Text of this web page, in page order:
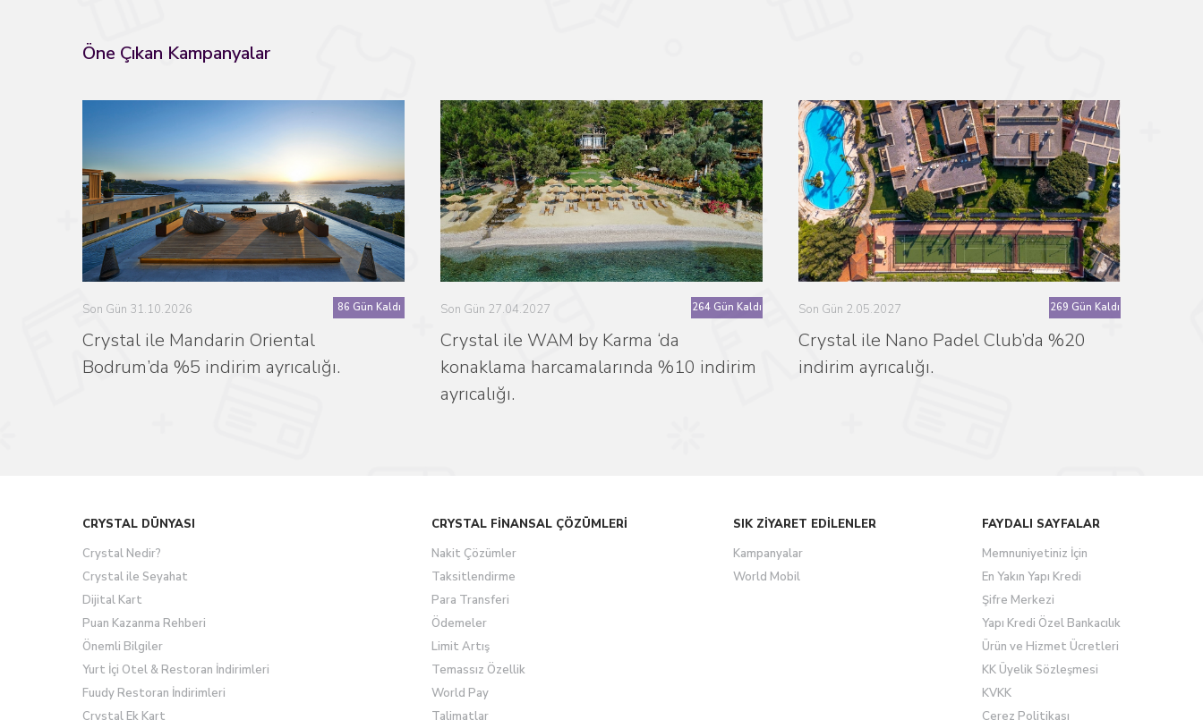
Öne Çıkan Kampanyalar
Son Gün 31.10.2026 86 Gün Kaldı
Crystal ile Mandarin Oriental
Bodrum’da %5 indirim ayrıcalığı.
Son Gün 27.04.2027 264 Gün Kaldı
Crystal ile WAM by Karma ‘da
konaklama harcamalarında %10 indirim
ayrıcalığı.
Son Gün 2.05.2027 269 Gün Kaldı
Crystal ile Nano Padel Club’da %20
indirim ayrıcalığı.
CRYSTAL DÜNYASI
Crystal Nedir?
Crystal ile Seyahat
Dijital Kart
Puan Kazanma Rehberi
Önemli Bilgiler
Yurt İçi Otel & Restoran İndirimleri
Fuudy Restoran İndirimleri
Crystal Ek Kart
CRYSTAL FİNANSAL ÇÖZÜMLERİ
Nakit Çözümler
Taksitlendirme
Para Transferi
Ödemeler
Limit Artış
Temassız Özellik
World Pay
Talimatlar
SIK ZİYARET EDİLENLER
Kampanyalar
World Mobil
FAYDALI SAYFALAR
Memnuniyetiniz İçin
En Yakın Yapı Kredi
Şifre Merkezi
Yapı Kredi Özel Bankacılık
Ürün ve Hizmet Ücretleri
KK Üyelik Sözleşmesi
KVKK
Çerez Politikası